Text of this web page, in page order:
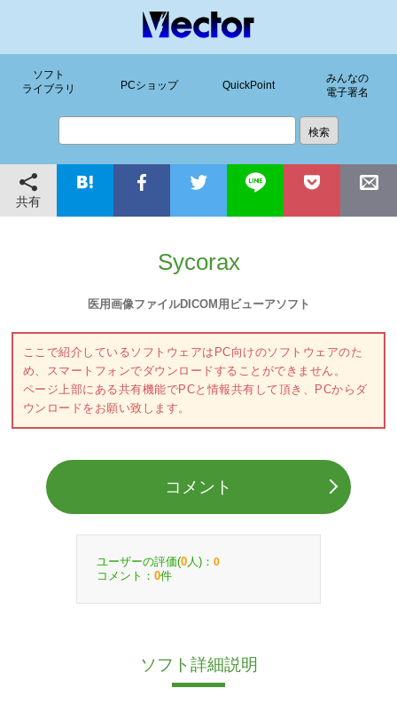
ソフト
ライブラリ
PCショップ QuickPoint
みんなの
電子署名
共有
Sycorax
医用画像ファイルDICOM用ビューアソフト
ここで紹介しているソフトウェアはPC向けのソフトウェアのた
め、スマートフォンでダウンロードすることができません。
ページ上部にある共有機能でPCと情報共有して頂き、PCからダ
ウンロードをお願い致します。
コメント
ユーザーの評価(0 人)： 0
コメント： 0件
ソフト詳細説明